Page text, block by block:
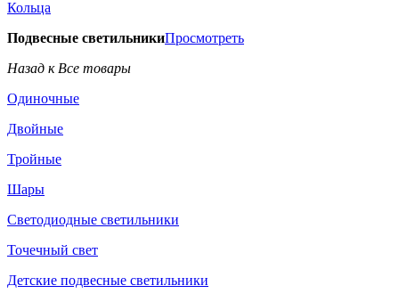
Кольца
Подвесные светильникиПросмотреть
Назад к Все товары
Одиночные
Двойные
Тройные
Шары
Светодиодные светильники
Точечный свет
Детские подвесные светильники